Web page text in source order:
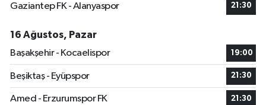
Gaziantep FK - Alanyaspor 21:30
16 Ağustos, Pazar
Başakşehir - Kocaelispor
19:00
Beşiktaş - Eyüpspor 21:30
Amed - Erzurumspor FK 21:30